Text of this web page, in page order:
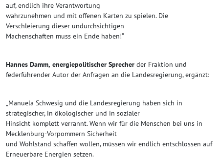
auf, endlich ihre Verantwortung
wahrzunehmen und mit offenen Karten zu spielen. Die
Verschleierung dieser undurchsichtigen
Machenschaften muss ein Ende haben!“
Hannes Damm, energiepolitischer Sprecher der Fraktion und
federführender Autor der Anfragen an die Landesregierung, ergänzt:
„Manuela Schwesig und die Landesregierung haben sich in
strategischer, in ökologischer und in sozialer
Hinsicht komplett verrannt. Wenn wir für die Menschen bei uns in
Mecklenburg-Vorpommern Sicherheit
und Wohlstand schaffen wollen, müssen wir endlich entschlossen auf
Erneuerbare Energien setzen.